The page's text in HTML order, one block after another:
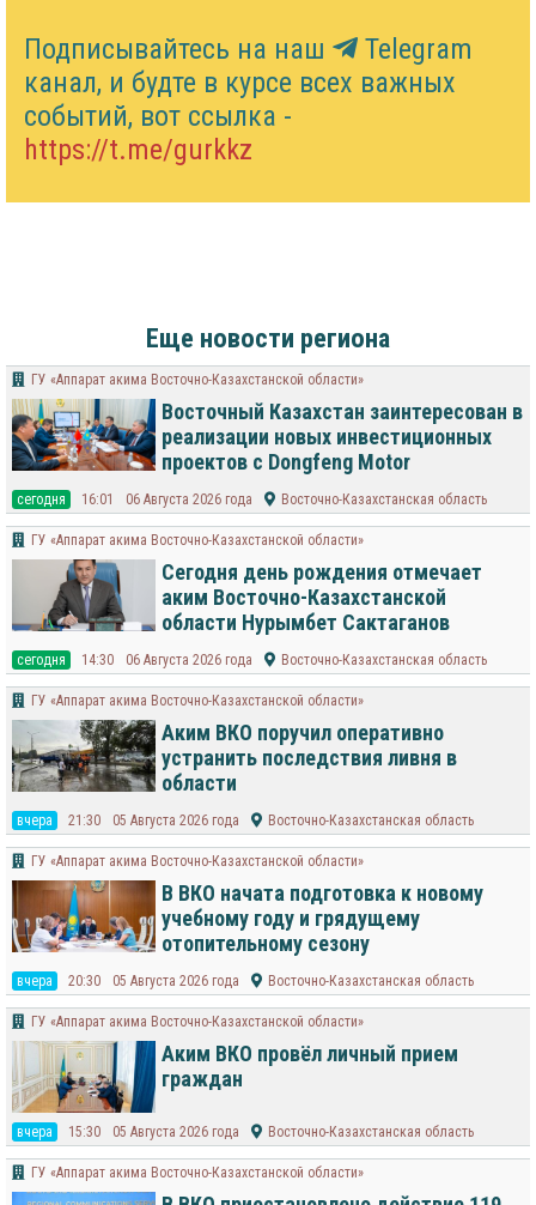
Подписывайтесь на наш
Telegram
канал, и будте в курсе всех важных
событий, вот ссылка -
https://t.me/gurkkz
Еще новости региона
ГУ «Аппарат акима Восточно-Казахстанской области»
Восточный Казахстан заинтересован в
реализации новых инвестиционных
проектов с Dongfeng Motor
cегодня 16:01 06 Августа 2026 года Восточно-Казахстанская область
ГУ «Аппарат акима Восточно-Казахстанской области»
Сегодня день рождения отмечает
аким Восточно-Казахстанской
области Нурымбет Сактаганов
cегодня 14:30 06 Августа 2026 года Восточно-Казахстанская область
ГУ «Аппарат акима Восточно-Казахстанской области»
Аким ВКО поручил оперативно
устранить последствия ливня в
области
вчера 21:30 05 Августа 2026 года Восточно-Казахстанская область
ГУ «Аппарат акима Восточно-Казахстанской области»
В ВКО начата подготовка к новому
учебному году и грядущему
отопительному сезону
вчера 20:30 05 Августа 2026 года Восточно-Казахстанская область
ГУ «Аппарат акима Восточно-Казахстанской области»
Аким ВКО провёл личный прием
граждан
вчера 15:30 05 Августа 2026 года Восточно-Казахстанская область
ГУ «Аппарат акима Восточно-Казахстанской области»